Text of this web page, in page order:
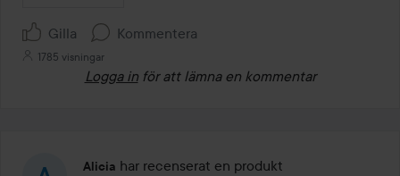
Gilla Kommentera
1785 visningar
Logga in för att lämna en kommentar
Alicia har recenserat en produkt